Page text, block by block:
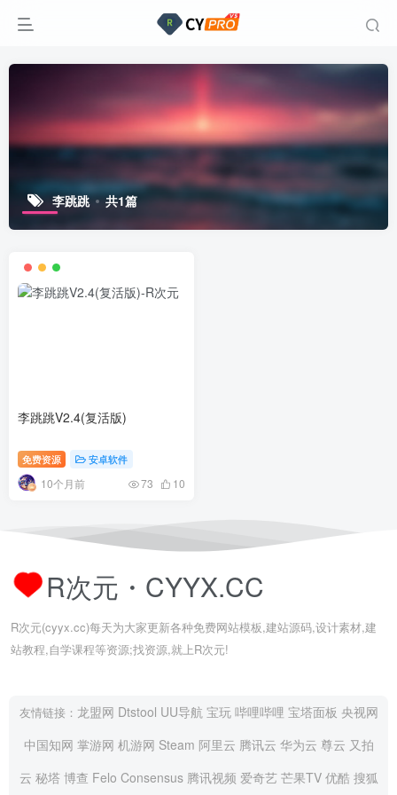
李跳跳 共1篇
李跳跳V2.4(复活版)
免费资源 安卓软件
10个月前 73 10
R次元・CYYX.CC
R次元(cyyx.cc)每天为大家更新各种免费网站模板,建站源码,设计素材,建
站教程,自学课程等资源;找资源,就上R次元!
友情链接： 龙盟网 Dtstool UU导航 宝玩 哔哩哔哩 宝塔面板 央视网
中国知网 掌游网 机游网 Steam 阿里云 腾讯云 华为云 尊云 又拍
云 秘塔 博查 Felo Consensus 腾讯视频 爱奇艺 芒果TV 优酷 搜狐